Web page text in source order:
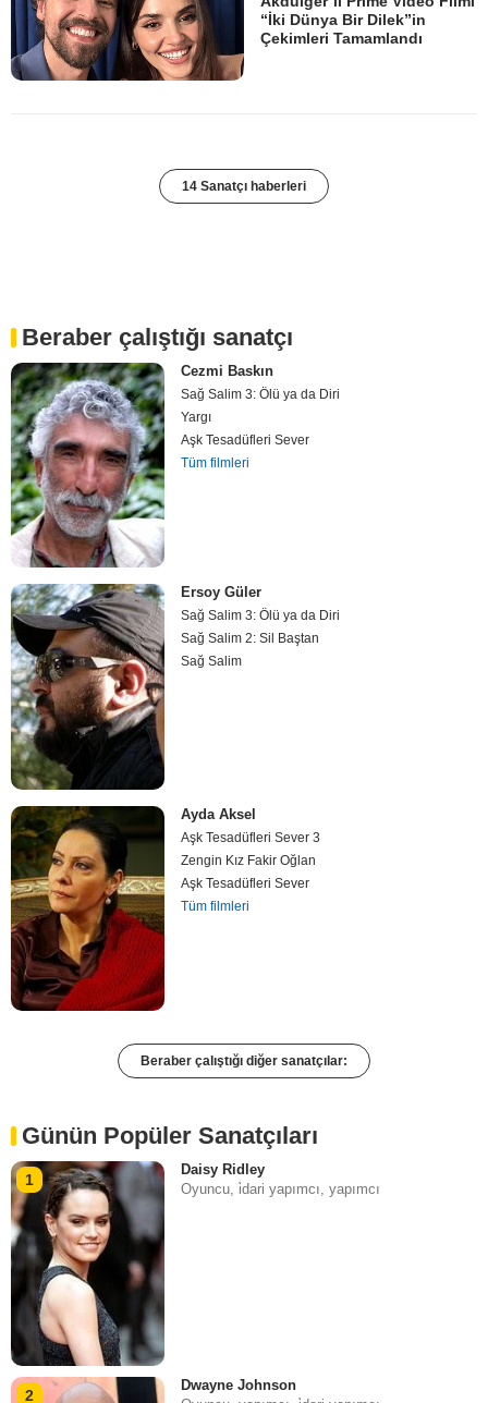
“İki Dünya Bir Dilek”in
Çekimleri Tamamlandı
14 Sanatçı haberleri
Beraber çalıştığı sanatçı
Cezmi Baskın
Sağ Salim 3: Ölü ya da Diri
Yargı
Aşk Tesadüfleri Sever
Tüm filmleri
Ersoy Güler
Sağ Salim 3: Ölü ya da Diri
Sağ Salim 2: Sil Baştan
Sağ Salim
Ayda Aksel
Aşk Tesadüfleri Sever 3
Zengin Kız Fakir Oğlan
Aşk Tesadüfleri Sever
Tüm filmleri
Beraber çalıştığı diğer sanatçılar:
Günün Popüler Sanatçıları
1
Daisy Ridley
Oyuncu, i̇dari yapımcı, yapımcı
2
Dwayne Johnson